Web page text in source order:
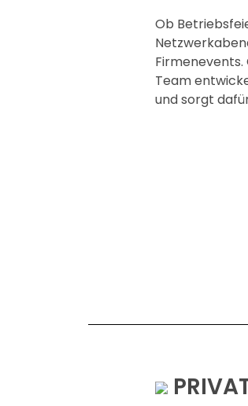
Ob
Firmenevents.
Team
und sorgt